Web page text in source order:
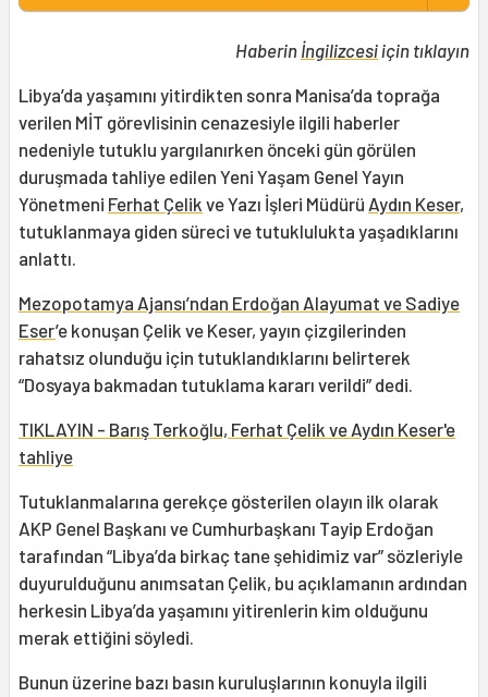
Haberin İngilizcesiiçin tıklayın
Libya’da yaşamını yitirdikten sonra Manisa’da toprağa
verilen MİT görevlisinin cenazesiyle ilgili haberler
nedeniyle tutuklu yargılanırken önceki gün görülen
duruşmada tahliye edilen Yeni Yaşam Genel Yayın
Yönetmeni Ferhat Çelik ve Yazı İşleri Müdürü Aydın Keser,
tutuklanmaya giden süreci ve tutuklulukta yaşadıklarını
anlattı.
Mezopotamya Ajansı’ndan Erdoğan Alayumat ve Sadiye
Eser’e konuşan Çelik ve Keser, yayın çizgilerinden
rahatsız olunduğu için tutuklandıklarını belirterek
“Dosyaya bakmadan tutuklama kararı verildi” dedi.
TIKLAYIN - Barış Terkoğlu, Ferhat Çelik ve Aydın Keser'e
tahliye
Tutuklanmalarına gerekçe gösterilen olayın ilk olarak
AKP Genel Başkanı ve Cumhurbaşkanı Tayip Erdoğan
tarafından “Libya’da birkaç tane şehidimiz var” sözleriyle
duyurulduğunu anımsatan Çelik, bu açıklamanın ardından
herkesin Libya’da yaşamını yitirenlerin kim olduğunu
merak ettiğini söyledi.
Bunun üzerine bazı basın kuruluşlarının konuyla ilgili